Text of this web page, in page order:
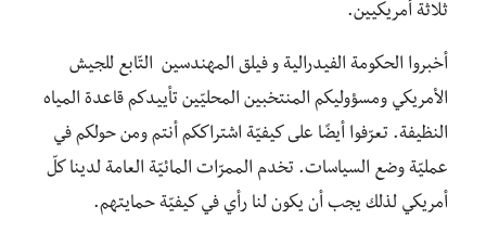
ثلاثة أمريكيين.
أخبروا الحكومة الفيدرالية و فيلق المهندسين التّابع للجيش
الأمريكي ومسؤوليكم المنتخبين المحليّين تأييدكم قاعدة المياه
النظيفة. تعرّفوا أيضًا على كيفيّة اشتراككم أنتم ومن حولكم في
عمليّة وضع السياسات. تخدم الممرّات المائيّة العامة لدينا كلّ
أمريكي لذلك يجب أن يكون لنا رأي في كيفيّة حمايتهم.